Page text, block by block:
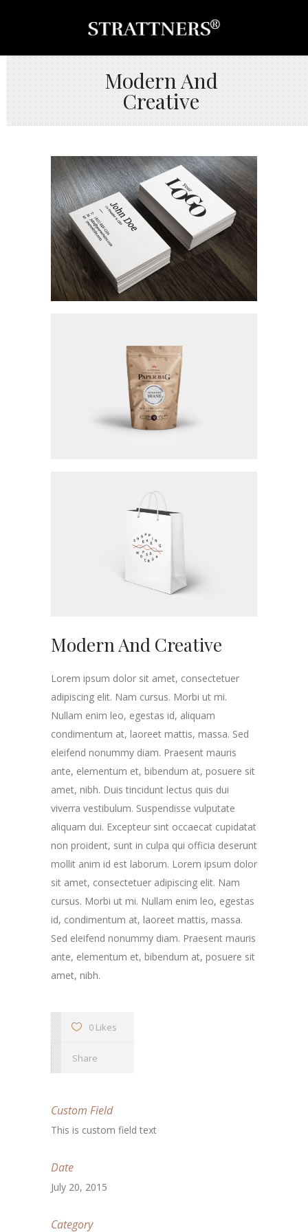
Modern And
Creative
Modern And Creative
Lorem ipsum dolor sit amet, consectetuer
adipiscing elit. Nam cursus. Morbi ut mi.
Nullam enim leo, egestas id, aliquam
condimentum at, laoreet mattis, massa. Sed
eleifend nonummy diam. Praesent mauris
ante, elementum et, bibendum at, posuere sit
amet, nibh. Duis tincidunt lectus quis dui
viverra vestibulum. Suspendisse vulputate
aliquam dui. Excepteur sint occaecat cupidatat
non proident, sunt in culpa qui officia deserunt
mollit anim id est laborum. Lorem ipsum dolor
sit amet, consectetuer adipiscing elit. Nam
cursus. Morbi ut mi. Nullam enim leo, egestas
id, condimentum at, laoreet mattis, massa.
Sed eleifend nonummy diam. Praesent mauris
ante, elementum et, bibendum at, posuere sit
amet, nibh.
0 Likes
Share
Custom Field
This is custom field text
Date
July 20, 2015
Category